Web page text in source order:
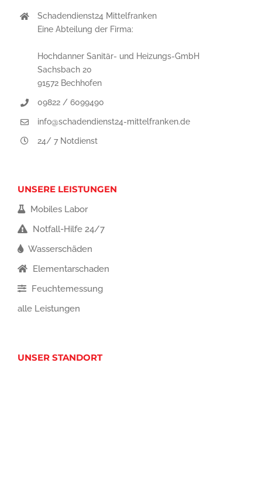
Schadendienst24 Mittelfranken
Eine Abteilung der Firma:
Hochdanner Sanitär- und Heizungs-GmbH
Sachsbach 20
91572 Bechhofen
09822 / 6099490
info@schadendienst24-mittelfranken.de
24/ 7 Notdienst
UNSERE LEISTUNGEN
Mobiles Labor
Notfall-Hilfe 24/7
Wasserschäden
Elementarschaden
Feuchtemessung
alle Leistungen
UNSER STANDORT